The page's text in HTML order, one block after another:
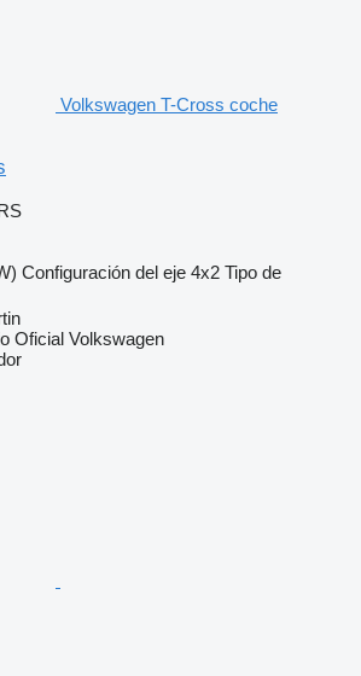
Volkswagen T-Cross coche
Configuración del eje 4x2 Tipo de
Oficial Volkswagen